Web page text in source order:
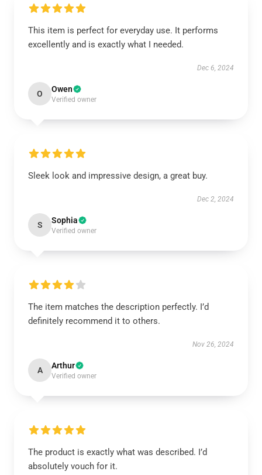
This item is perfect for everyday use. It performs
excellently and is exactly what I needed.
Dec 6, 2024
O Owen
Verified owner
Sleek look and impressive design, a great buy.
Dec 2, 2024
S Sophia
Verified owner
The item matches the description perfectly. I’d
definitely recommend it to others.
Nov 26, 2024
A Arthur
Verified owner
The product is exactly what was described. I’d
absolutely vouch for it.